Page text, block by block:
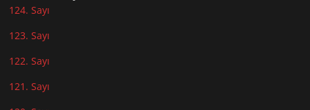
124. Sayı
123. Sayı
122. Sayı
121. Sayı